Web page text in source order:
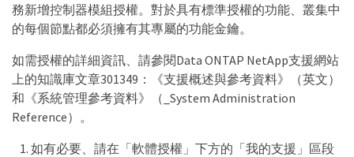
務新增控制器模組授權。對於具有標準授權的功能、叢集中
的每個節點都必須擁有其專屬的功能金鑰。
如需授權的詳細資訊、請參閱Data ONTAP NetApp支援網站
上的知識庫文章301349：《支援概述與參考資料》（英文）
和《系統管理參考資料》（_System Administration
Reference）。
如有必要、請在「軟體授權」下方的「我的支援」區段